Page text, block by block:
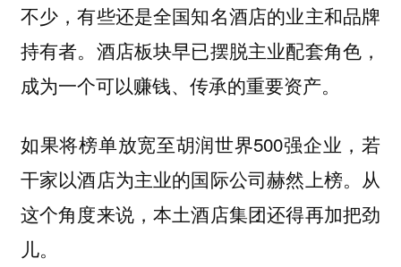
不少，有些还是全国知名酒店的业主和品牌
持有者。酒店板块早已摆脱主业配套角色，
成为一个可以赚钱、传承的重要资产。
如果将榜单放宽至胡润世界500强企业，若
干家以酒店为主业的国际公司赫然上榜。从
这个角度来说，本土酒店集团还得再加把劲
儿。